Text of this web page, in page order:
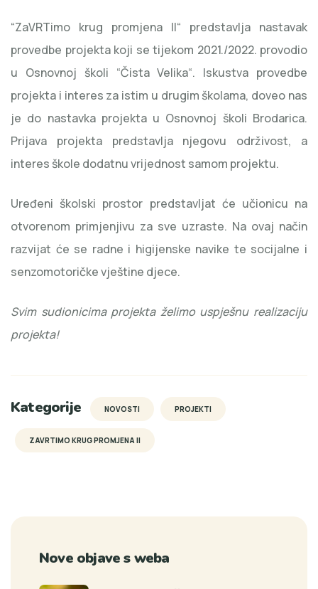
“ZaVRTimo krug promjena II“ predstavlja nastavak
provedbe projekta koji se tijekom 2021./2022. provodio
u Osnovnoj školi “Čista Velika“. Iskustva provedbe
projekta i interes za istim u drugim školama, doveo nas
je do nastavka projekta u Osnovnoj školi Brodarica.
Prijava projekta predstavlja njegovu održivost, a
interes škole dodatnu vrijednost samom projektu.
Uređeni školski prostor predstavljat će učionicu na
otvorenom primjenjivu za sve uzraste. Na ovaj način
razvijat će se radne i higijenske navike te socijalne i
senzomotoričke vještine djece.
Svim sudionicima projekta želimo uspješnu realizaciju
projekta!
Kategorije NOVOSTI PROJEKTI
ZAVRTIMO KRUG PROMJENA II
Nove objave s weba